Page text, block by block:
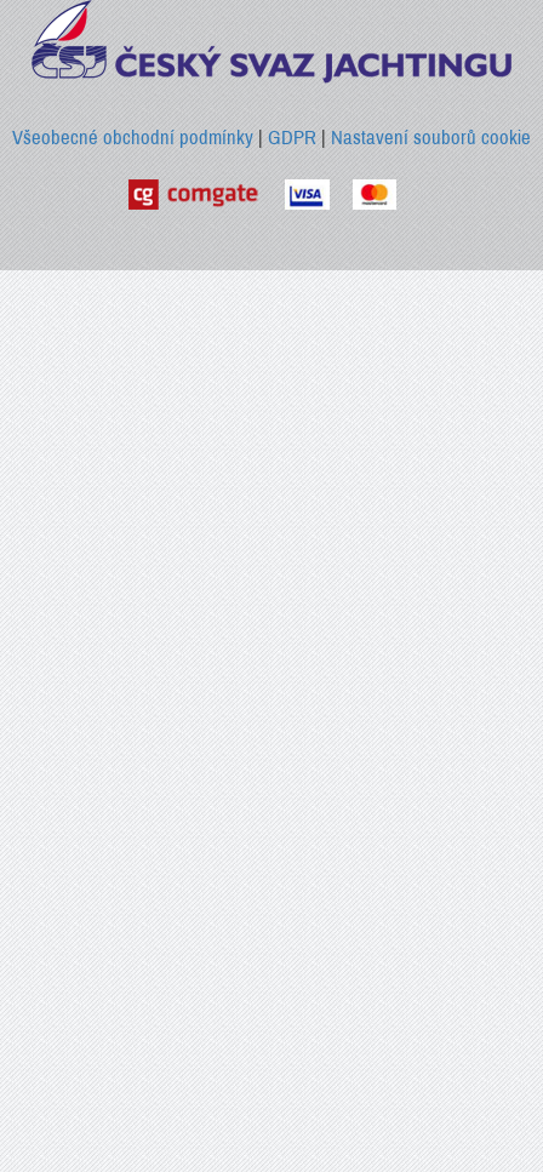
Všeobecné obchodní podmínky |GDPR |Nastavení souborů cookie